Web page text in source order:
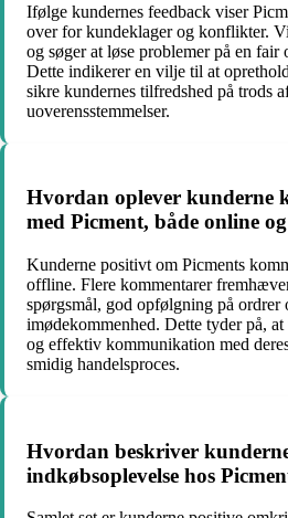
Ifølge kundernes feedback viser
over for kundeklager og konflikter.
og søger at løse problemer på en fair
Dette indikerer en vilje til at
sikre kundernes tilfredshed på trods
uoverensstemmelser.
Hvordan oplever kunderne
med Picment, både online
Kunderne positivt om Picments
offline. Flere kommentarer
spørgsmål, god opfølgning på ordrer
imødekommenhed. Dette tyder på,
og effektiv kommunikation med
smidig handelsproces.
Hvordan beskriver
indkøbsoplevelse hos